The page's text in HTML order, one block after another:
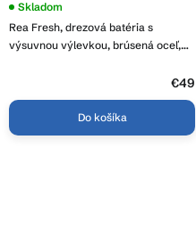
Rea Fresh, drezová batéria s
výsuvnou výlevkou, brúsená oceľ,
Skladom
€49
Do košíka